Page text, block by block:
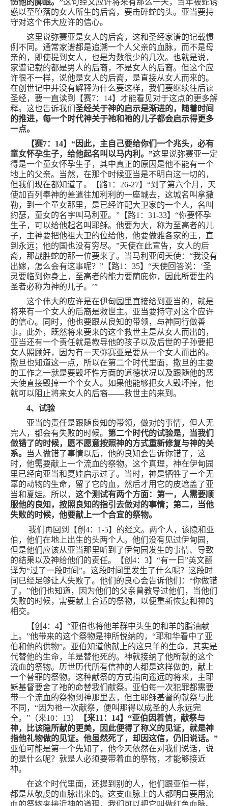
伤他的脚跟。”这句经文应许将来有那么一天，当年被蛇诱
惑以至堕落的女人所生的后裔，要击碎蛇的头。亚当要持
守对这个伟大应许的信心。
这里说弥赛亚是女人的后裔，这和圣经家谱的记载惯
例不同。通常家谱都是追溯一个人父亲的血脉，而不是母
亲的，即使提到女人，也是为数很少的几次。也就是说，
家谱记载的都是男人的后裔，不是女人的后裔。但这个应
许很不一样，说他是女人的后裔，是直接从女人而来的。
在创世记中并没有解释为什么要这样，我们要继续往后读
圣经，要一直读到【赛7： 14】才能看见对于这点的更多解
释。这也告诉我们 圣经关于神的启示是渐进的，随着时间
的推进，每一个时代神关于祂和祂的儿子都会启示得更多
一点。
【赛7： 14】“因此，主自己要给你们一个兆头，必有
童女怀孕生子，给他起名叫以马内利。”这里说弥赛亚一定
得是一个童女怀孕生子，其中真正的原因是他不能有一个
地上的父亲。当然，在那个时候亚当是不明白这一切的，
但我们现在都知道了。【路1 ： 26-27】“到了第六个月，天
使加百列奉神的差遣往加利利的一座城去，这城名叫拿撒
勒，到一个童女那里，是已经许配大卫家的一个人，名叫
约瑟，童女的名字叫马利亚。”【路1 ： 31-33】“你要怀孕
生子，可以给他起名叫耶稣。他要为大，称为至高者的儿
子，主神要把他祖大卫的位给他，他要做雅各家的王，直
到永远；他的国也没有穷尽。”天使在此宣告，女人的后
裔，那战胜蛇的那一位要来了。当马利亚问天使：“我没有
出嫁，怎么会有这事呢？”【路1 ： 35】“天使回答说：‘圣
灵要临到你身上，至高者的能力要荫庇你，因此所要生的
圣者必称为神的儿子。’”
这个伟大的应许是在伊甸园里直接给到亚当的，就是
将来有一个女人的后裔是救世主。亚当要持守对这个应许
的信心。同时，他也要跟从良知的带领，与神同行做善
事。此外，既然将来要来的这个救世主是从女人而出的，
亚当还有一个责任就是教导他的孩子以及后世的子孙要把
女人照顾好，因为有一天弥赛亚是要从一个女人而出的。
撒旦也知道这一点，所以在第二个时代里面，撒旦的主要
的工作之一就是要毁坏性方面的道德状况以及跟随他的恶
天使直接毁掉一个个女人。如果他能够把女人毁坏掉，他
就可以阻止将来女人的后裔——救世主的来到。
4、试验
亚当的责任是跟随良知的带领，做对的事情，但人无
完人，都会有失败的时候。 第二个时代的试验是，当我们
做错了的时候，愿不愿意按照神的方式重新修复与神的关
系。
当人做错了事情以后，他的良知会告诉你错了，这
时，他需要献上一个流血的祭物。这个真理，神在伊甸园
里已经向亚当和夏娃启示过了。当时，神是牺牲了一个无
辜的动物的生命，留了它的血，然后才用它的皮遮盖了亚
当和夏娃。所以， 这个测试有两个方面：第一，人需要顺
服他的良知，按照良知的指引去做对的事情；第二，当他
失败的时候，他要献上一个合宜的祭物。
我们再回到【创 4： 1-5】的经文。两个人，该隐和亚
伯，他们在地上出生的头两个人。他们没有见过伊甸园，
但是他们应该从亚当那里听到了伊甸园发生的事情、导致
的结果以及神给他们的责任。【创 4： 3】“有一日”英文翻
译为“过了一段时间”。这段时间里发生了什么呢？这段时
间已经足够让人失败了。他们的良心会告诉他们：“你做错
了。”他们也知道，因为他们的父亲曾教导过他们，当他们
失败的时候，需要献上合适的祭物，以便重新恢复和神的
相交。
【创 4： 4】“亚伯也将他羊群中头生的和羊的脂油献
上。”他带来的这个祭物是神所悦纳的，“耶和华看中了亚
伯和他的供物”。亚伯知道他献上的这只羊的生命，其实是
代替他的生命，羊是替他死的。神就接纳了他所献的这个
流血的祭物。历世历代所有信神的人都是这样做的，献上
一个替罪的祭物。这种献祭的方式指向遥远的将来，主耶
稣基督要舍了祂的命替我们献祭。亚伯每一次犯罪都需要
带一个流血的祭物到神那里去，但主耶稣基督的献祭与此
不同，“因为祂一次献祭，便叫那得以成圣的人永远完
全。”（来10： 13） 【来11 ： 14】“亚伯因着信，献祭与
神，比该隐所献的更美，因此便得了称义的见证，就是神
指他礼物做的见证。他虽然死了，却因这信，仍旧说话。”
亚伯可能是第一个先知了，他今天依然在对我们说话，说
的是什么呢？就是人必须要带着血的祭物，才能够接近
神。
在这个时代里面，还提到别的人，他们跟亚伯一样，
都是从敬虔的血脉出来的。这支血脉上的人都明白要用流
血的祭物来接近神的道理，我们可以把它叫做红色血脉。